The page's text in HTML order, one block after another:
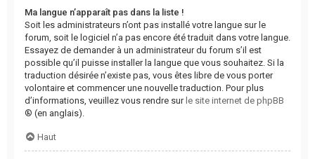
Ma langue n’apparaît pas dans la liste !
Soit les administrateurs n’ont pas installé votre langue sur le
forum, soit le logiciel n’a pas encore été traduit dans votre langue.
Essayez de demander à un administrateur du forum s’il est
possible qu’il puisse installer la langue que vous souhaitez. Si la
traduction désirée n’existe pas, vous êtes libre de vous porter
volontaire et commencer une nouvelle traduction. Pour plus
d’informations, veuillez vous rendre surle site internet de phpBB
® (en anglais).
Haut